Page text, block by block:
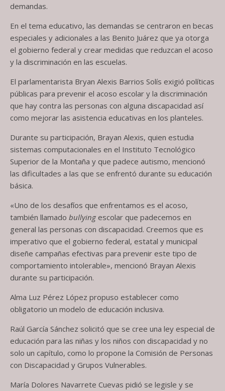
demandas.
En el tema educativo, las demandas se centraron en becas
especiales y adicionales a las Benito Juárez que ya otorga
el gobierno federal y crear medidas que reduzcan el acoso
y la discriminación en las escuelas.
El parlamentarista Bryan Alexis Barrios Solís exigió políticas
públicas para prevenir el acoso escolar y la discriminación
que hay contra las personas con alguna discapacidad así
como mejorar las asistencia educativas en los planteles.
Durante su participación, Brayan Alexis, quien estudia
sistemas computacionales en el Instituto Tecnológico
Superior de la Montaña y que padece autismo, mencionó
las dificultades a las que se enfrentó durante su educación
básica.
«Uno de los desafíos que enfrentamos es el acoso,
también llamado bullying escolar que padecemos en
general las personas con discapacidad. Creemos que es
imperativo que el gobierno federal, estatal y municipal
diseñe campañas efectivas para prevenir este tipo de
comportamiento intolerable», mencionó Brayan Alexis
durante su participación.
Alma Luz Pérez López propuso establecer como
obligatorio un modelo de educación inclusiva.
Raúl García Sánchez solicitó que se cree una ley especial de
educación para las niñas y los niños con discapacidad y no
solo un capítulo, como lo propone la Comisión de Personas
con Discapacidad y Grupos Vulnerables.
María Dolores Navarrete Cuevas pidió se legisle y se